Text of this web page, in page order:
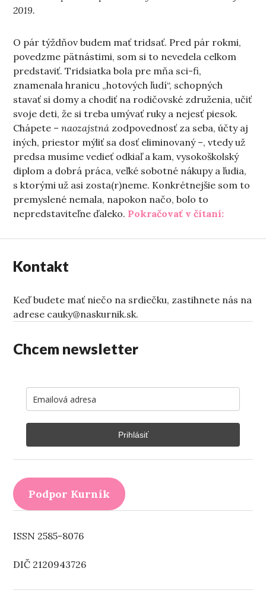
2019.
O pár týždňov budem mať tridsať. Pred pár rokmi,
povedzme pätnástimi, som si to nevedela celkom
predstaviť. Tridsiatka bola pre mňa sci-fi,
znamenala hranicu „hotových ľudí“, schopných
stavať si domy a chodiť na rodičovské združenia, učiť
svoje deti, že si treba umývať ruky a nejesť piesok.
Chápete –naozajstná zodpovednosť za seba, účty aj
iných, priestor mýliť sa dosť eliminovaný –, vtedy už
predsa musíme vedieť odkiaľ a kam, vysokoškolský
diplom a dobrá práca, veľké sobotné nákupy a ľudia,
s ktorými už asi zosta(r)neme. Konkrétnejšie som to
premyslené nemala, napokon načo, bolo to
nepredstaviteľne ďaleko. Pokračovať v čítaní:
Kontakt
Keď budete mať niečo na srdiečku, zastihnete nás na
adrese cauky@naskurnik.sk.
Chcem newsletter
Prihlásiť
Podpor Kurník
ISSN 2585-8076
DIČ 2120943726